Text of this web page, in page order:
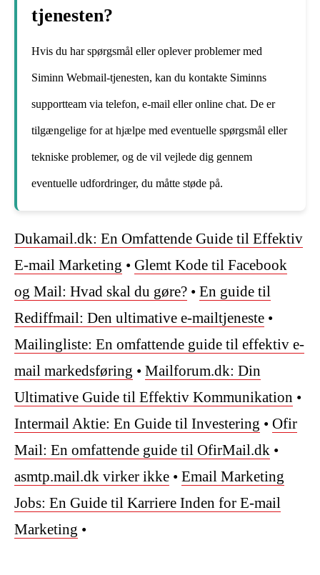
tjenesten?
Hvis du har spørgsmål eller oplever problemer med
Siminn Webmail-tjenesten, kan du kontakte Siminns
supportteam via telefon, e-mail eller online chat. De er
tilgængelige for at hjælpe med eventuelle spørgsmål eller
tekniske problemer, og de vil vejlede dig gennem
eventuelle udfordringer, du måtte støde på.
Dukamail.dk: En Omfattende Guide til Effektiv
E-mail Marketing • Glemt Kode til Facebook
og Mail: Hvad skal du gøre? • En guide til
Rediffmail: Den ultimative e-mailtjeneste •
Mailingliste: En omfattende guide til effektiv e-
mail markedsføring • Mailforum.dk: Din
Ultimative Guide til Effektiv Kommunikation •
Intermail Aktie: En Guide til Investering • Ofir
Mail: En omfattende guide til OfirMail.dk •
asmtp.mail.dk virker ikke • Email Marketing
Jobs: En Guide til Karriere Inden for E-mail
Marketing •